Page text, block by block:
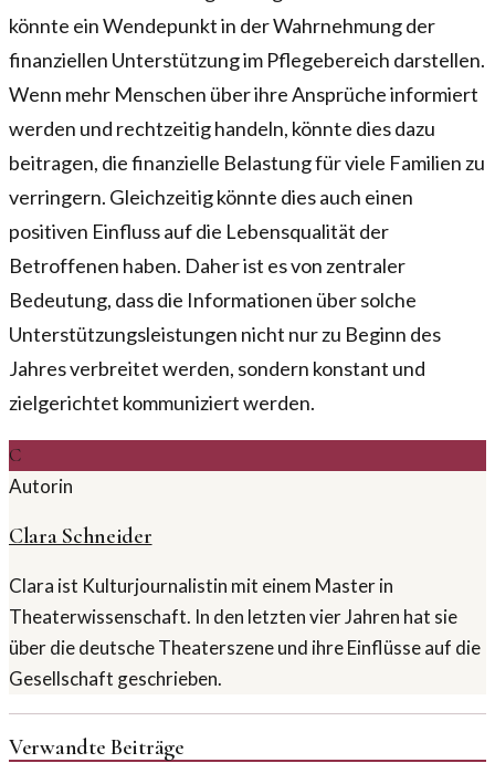
könnte ein Wendepunkt in der Wahrnehmung der
finanziellen Unterstützung im Pflegebereich darstellen.
Wenn mehr Menschen über ihre Ansprüche informiert
werden und rechtzeitig handeln, könnte dies dazu
beitragen, die finanzielle Belastung für viele Familien zu
verringern. Gleichzeitig könnte dies auch einen
positiven Einfluss auf die Lebensqualität der
Betroffenen haben. Daher ist es von zentraler
Bedeutung, dass die Informationen über solche
Unterstützungsleistungen nicht nur zu Beginn des
Jahres verbreitet werden, sondern konstant und
zielgerichtet kommuniziert werden.
C
Autorin
Clara Schneider
Clara ist Kulturjournalistin mit einem Master in
Theaterwissenschaft. In den letzten vier Jahren hat sie
über die deutsche Theaterszene und ihre Einflüsse auf die
Gesellschaft geschrieben.
Verwandte Beiträge